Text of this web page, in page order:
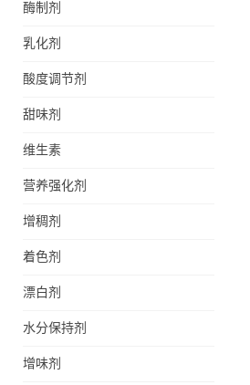
酶制剂
乳化剂
酸度调节剂
甜味剂
维生素
营养强化剂
增稠剂
着色剂
漂白剂
水分保持剂
增味剂